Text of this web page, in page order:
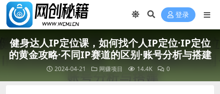
登录
健身达人IP定位课，如何找个人IP定位·IP定位
的黄金攻略·不同IP赛道的区别·账号分析与搭建
2024-04-21 网赚项目 14.4K 0